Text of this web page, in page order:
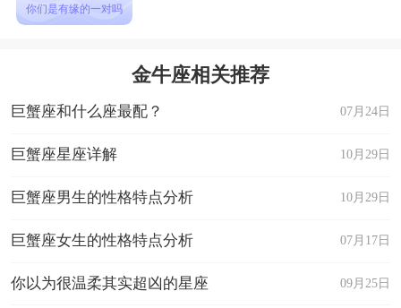
你们是有缘的一对吗
金牛座相关推荐
07月24日
巨蟹座和什么座最配？
10月29日
巨蟹座星座详解
10月29日
巨蟹座男生的性格特点分析
07月17日
巨蟹座女生的性格特点分析
09月25日
你以为很温柔其实超凶的星座